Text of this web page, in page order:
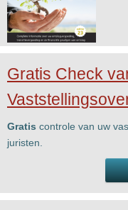
Gratis Check
Gratis controle van uw
juristen.